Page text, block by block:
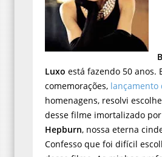
Luxo está fazendo 50 anos.
comemorações, lançamento
homenagens, resolvi
desse filme imortalizado por
Hepburn, nossa eterna
Confesso que foi difícil